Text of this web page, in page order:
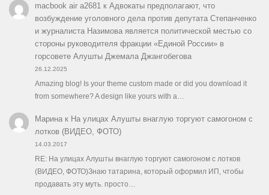
macbook air a2681 к Адвокаты предполагают, что
возбуждение уголовного дела против депутата Степанченко
и журналиста Назимова является политической местью со
стороны руководителя фракции «Единой России» в
горсовете Алушты Джемала Джангобегова
26.12.2025
Amazing blog! Is your theme custom made or did you download it
from somewhere? A design like yours with a…
Маринак На улицах Алушты внаглую торгуют самогоном с
лотков (ВИДЕО, ФОТО)
14.03.2017
RE: На улицах Алушты внаглую торгуют самогоном с лотков
(ВИДЕО, ФОТО)Знаю татарина, который оформил ИП, чтобы
продавать эту муть. просто…